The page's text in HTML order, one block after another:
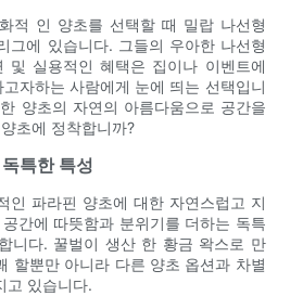
적 인 양초를 선택할 때 밀랍 나선형
그에 있습니다. 그들의 우아한 나선형
및 실용적인 혜택은 집이나 이벤트에
자하는 사람에게 눈에 띄는 선택입니
양초의 자연의 아름다움으로 공간을
초에 정착합니까?
특한 특성
인 파라핀 양초에 대한 자연스럽고 지
간에 따뜻함과 분위기를 더하는 독특
니다. 꿀벌이 생산 한 황금 왁스로 만
할뿐만 아니라 다른 양초 옵션과 차별
고 있습니다.